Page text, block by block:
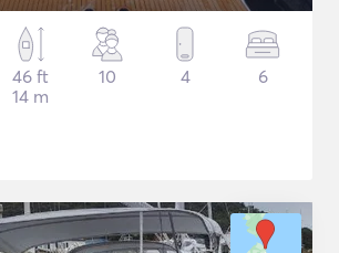
46 ft
14 m
10 4 6